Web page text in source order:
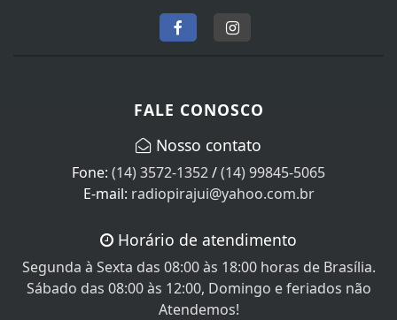
FALE CONOSCO
Nosso contato
Fone: (14) 3572-1352/(14) 99845-5065
E-mail: radiopirajui@yahoo.com.br
Horário de atendimento
Segunda à Sexta das 08:00 às 18:00 horas de Brasília.
Sábado das 08:00 às 12:00, Domingo e feriados não
Atendemos!